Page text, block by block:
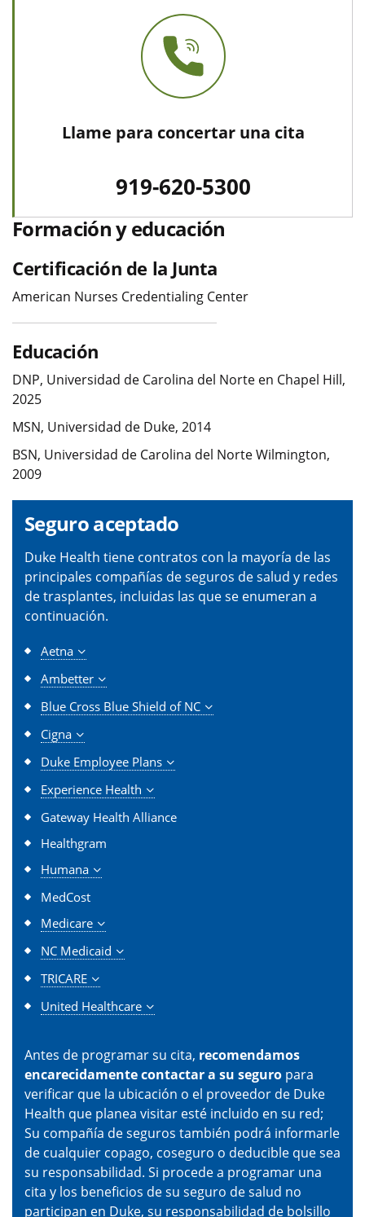
Llame para concertar una cita
919-620-5300
Formación y educación
Certificación de la Junta
American Nurses Credentialing Center
Educación
DNP, Universidad de Carolina del Norte en Chapel Hill,
2025
MSN, Universidad de Duke, 2014
BSN, Universidad de Carolina del Norte Wilmington,
2009
Seguro aceptado
Duke Health tiene contratos con la mayoría de las
principales compañías de seguros de salud y redes
de trasplantes, incluidas las que se enumeran a
continuación.
Aetna
Ambetter
Blue Cross Blue Shield of NC
Cigna
Duke Employee Plans
Experience Health
Gateway Health Alliance
Healthgram
Humana
MedCost
Medicare
NC Medicaid
TRICARE
United Healthcare
Antes de programar su cita, recomendamos
encarecidamente contactar a su seguro para
verificar que la ubicación o el proveedor de Duke
Health que planea visitar esté incluido en su red;
Su compañía de seguros también podrá informarle
de cualquier copago, coseguro o deducible que sea
su responsabilidad. Si procede a programar una
cita y los beneficios de su seguro de salud no
participan en Duke, su responsabilidad de bolsillo